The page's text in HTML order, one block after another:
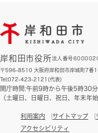
岸和田市役所法人番号
〒596-8510 大阪府岸和田市岸城町7番1
Tel:072-423-2121(代表)
開庁時間:午前9時から午後5時30
（土曜日、日曜日、祝日、年末年始
利用案内 サイトマップ
アクセシビリティ